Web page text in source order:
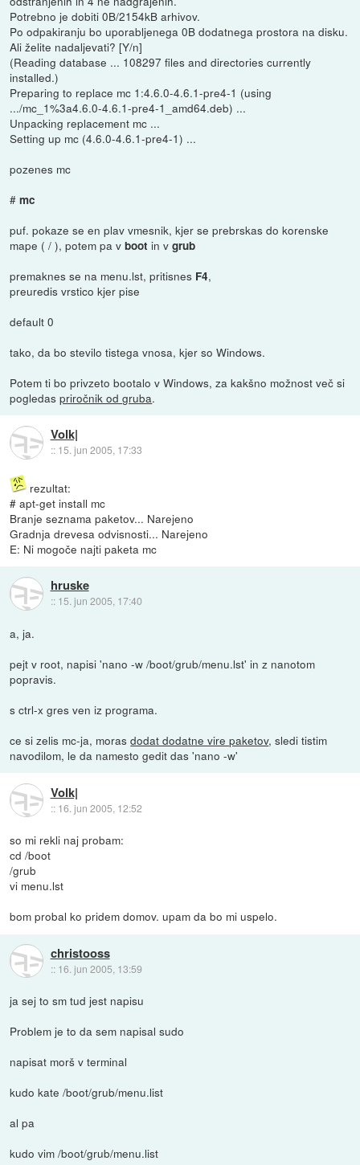
Potrebno je dobiti 0B/2154kB arhivov.
Po odpakiranju bo uporabljenega 0B dodatnega prostora na disku.
Ali želite nadaljevati? [Y/n]
(Reading database ... 108297 files and directories currently
installed.)
Preparing to replace mc 1:4.6.0-4.6.1-pre4-1 (using
.../mc_1%3a4.6.0-4.6.1-pre4-1_amd64.deb) ...
Unpacking replacement mc ...
Setting up mc (4.6.0-4.6.1-pre4-1) ...
pozenes mc
#mc
puf. pokaze se en plav vmesnik, kjer se prebrskas do korenske
mape ( / ), potem pa vboot in vgrub
premaknes se na menu.lst, pritisnes F4,
preuredis vrstico kjer pise
default 0
tako, da bo stevilo tistega vnosa, kjer so Windows.
Potem ti bo privzeto bootalo v Windows, za kakšno možnost več si
pogledaspriročnik od gruba.
Volk|
:: 15. jun 2005, 17:33
rezultat:
# apt-get install mc
Branje seznama paketov... Narejeno
Gradnja drevesa odvisnosti... Narejeno
E: Ni mogoče najti paketa mc
hruske
:: 15. jun 2005, 17:40
a, ja.
pejt v root, napisi 'nano -w /boot/grub/menu.lst' in z nanotom
popravis.
s ctrl-x gres ven iz programa.
ce si zelis mc-ja, morasdodat dodatne vire paketov, sledi tistim
navodilom, le da namesto gedit das 'nano -w'
Volk|
:: 16. jun 2005, 12:52
so mi rekli naj probam:
cd /boot
/grub
vi menu.lst
bom probal ko pridem domov. upam da bo mi uspelo.
christooss
:: 16. jun 2005, 13:59
ja sej to sm tud jest napisu
Problem je to da sem napisal sudo
napisat morš v terminal
kudo kate /boot/grub/menu.list
al pa
kudo vim /boot/grub/menu.list